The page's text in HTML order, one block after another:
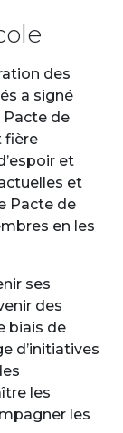
des
a signé
Pacte de
fière
et
et
Pacte de
en les
ses
des
biais de
d’initiatives
les
les